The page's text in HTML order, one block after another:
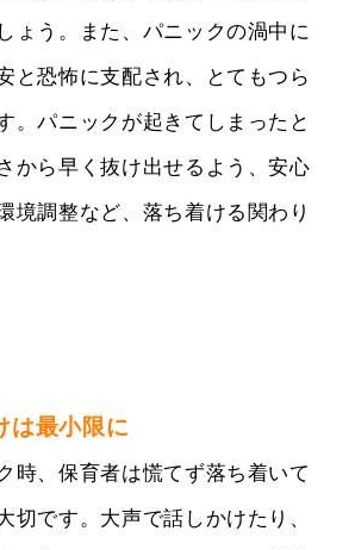
ょう。また、パニックの渦中に
と恐怖に支配され、とてもつら
。パニックが起きてしまったと
から早く抜け出せるよう、安心
境調整など、落ち着ける関わり
は最小限に
時、保育者は慌てず落ち着いて
切です。大声で話しかけたり、